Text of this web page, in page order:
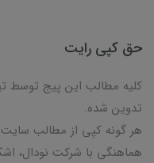
حق کپی رایت
کلیه مطالب این پیج توسط
تدوین شده.
هر گونه کپی از مطالب
هماهنگی با شرکت نودال،